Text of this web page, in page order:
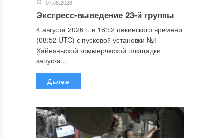
07.08.2026
Экспресс-выведение 23-й группы
4 августа 2026 г. в 16:52 пекинского времени
(08:52 UTC) с пусковой установки №1
Хайнаньской коммерческой площадки
запуска...
Далее